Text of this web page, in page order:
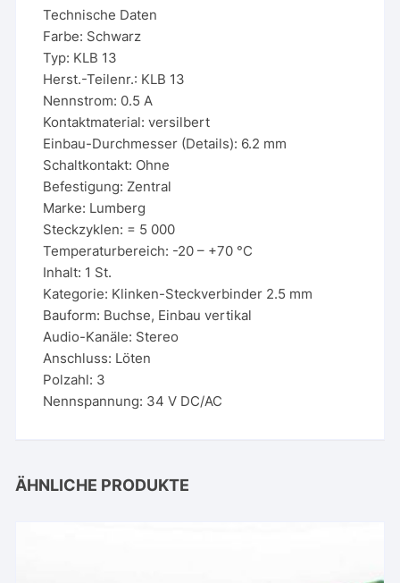
Technische Daten
Farbe: Schwarz
Typ: KLB 13
Herst.-Teilenr.: KLB 13
Nennstrom: 0.5 A
Kontaktmaterial: versilbert
Einbau-Durchmesser (Details): 6.2 mm
Schaltkontakt: Ohne
Befestigung: Zentral
Marke: Lumberg
Steckzyklen: = 5 000
Temperaturbereich: -20 – +70 °C
Inhalt: 1 St.
Kategorie: Klinken-Steckverbinder 2.5 mm
Bauform: Buchse, Einbau vertikal
Audio-Kanäle: Stereo
Anschluss: Löten
Polzahl: 3
Nennspannung: 34 V DC/AC
ÄHNLICHE PRODUKTE